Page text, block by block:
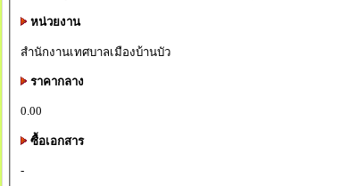
หน่วยงาน
สำนักงานเทศบาลเมืองบ้านบัว
ราคากลาง
0.00
ซื้อเอกสาร
-